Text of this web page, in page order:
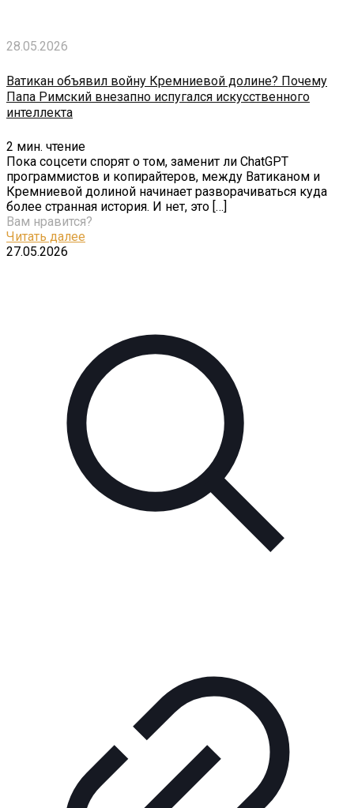
28.05.2026
Ватикан объявил войну Кремниевой долине? Почему
Папа Римский внезапно испугался искусственного
интеллекта
2 мин. чтение
Пока соцсети спорят о том, заменит ли ChatGPT
программистов и копирайтеров, между Ватиканом и
Кремниевой долиной начинает разворачиваться куда
более странная история. И нет, это […]
Вам нравится?
Читать далее
27.05.2026